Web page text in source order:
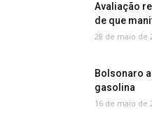
Avaliação
de que
28 de maio de
Bolsonaro
gasolina
16 de maio de